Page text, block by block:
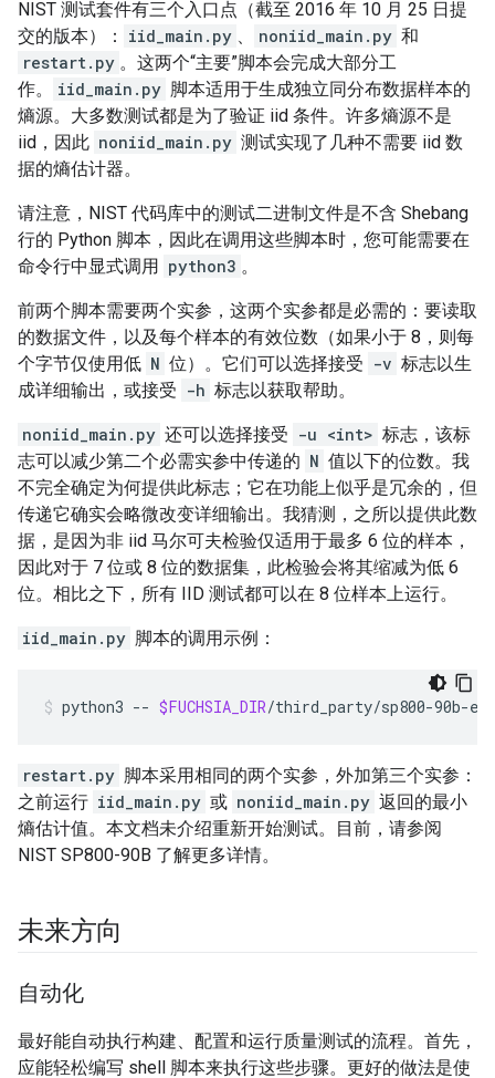
NIST 测试套件有三个入口点（截至 2016 年 10 月 25 日提
交的版本）：
iid_main.py 、 noniid_main.py 和
restart.py 。这两个“主要”脚本会完成大部分工
作。
iid_main.py 脚本适用于生成独立同分布数据样本的
熵源。大多数测试都是为了验证 iid 条件。许多熵源不是
iid，因此 noniid_main.py 测试实现了几种不需要 iid 数
据的熵估计器。
请注意，NIST 代码库中的测试二进制文件是不含 Shebang
行的 Python 脚本，因此在调用这些脚本时，您可能需要在
命令行中显式调用 python3 。
前两个脚本需要两个实参，这两个实参都是必需的：要读取
的数据文件，以及每个样本的有效位数（如果小于 8，则每
个字节仅使用低 N 位）。它们可以选择接受 -v 标志以生
成详细输出，或接受 -h 标志以获取帮助。
noniid_main.py 还可以选择接受 -u <int> 标志，该标
志可以减少第二个必需实参中传递的 N 值以下的位数。我
不完全确定为何提供此标志；它在功能上似乎是冗余的，但
传递它确实会略微改变详细输出。我猜测，之所以提供此数
据，是因为非 iid 马尔可夫检验仅适用于最多 6 位的样本，
因此对于 7 位或 8 位的数据集，此检验会将其缩减为低 6
位。相比之下，所有 IID 测试都可以在 8 位样本上运行。
iid_main.py 脚本的调用示例：
python3 -- $FUCHSIA_DIR/third_party/sp800-90b-
restart.py 脚本采用相同的两个实参，外加第三个实参：
之前运行 iid_main.py 或 noniid_main.py 返回的最小
熵估计值。本文档未介绍重新开始测试。目前，请参阅
NIST SP800-90B 了解更多详情。
未来方向
自动化
最好能自动执行构建、配置和运行质量测试的流程。首先，
应能轻松编写 shell 脚本来执行这些步骤。更好的做法是使